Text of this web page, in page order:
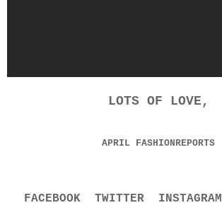
LOTS OF LOVE,
APRIL FASHIONREPORTS
FACEBOOK TWITTER INSTAGRAM